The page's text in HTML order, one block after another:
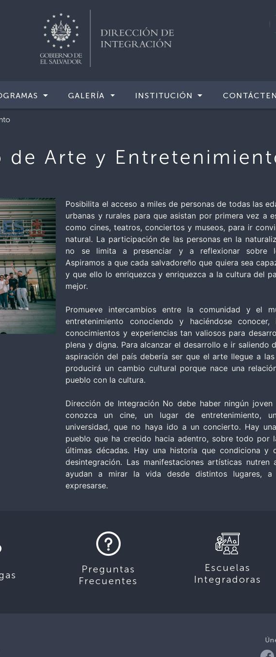
GALERÍA INSTITUCIÓN
de Arte y
Posibilita el acceso a miles de personas de todas las
urbanas y rurales para que asistan por primera vez a
como cines, teatros, conciertos y museos, para ir
natural. La participación de las personas en la
no se limita a presenciar y a reflexionar sobre
Aspiramos a que cada salvadoreño que quiera sea
y que ello lo enriquezca y enriquezca a la cultura del
mejor.
Promueve intercambios entre la comunidad y el
entretenimiento conociendo y haciéndose conocer,
conocimientos y experiencias tan valiosos para
plena y digna. Para alcanzar el desarrollo e ir saliendo
aspiración del país debería ser que el arte llegue a las
producirá un cambio cultural porque nace una
pueblo con la cultura.
Dirección de Integración No debe haber ningún
conozca un cine, un lugar de entretenimiento,
universidad, que no haya ido a un concierto. Hay
pueblo que ha crecido hacia adentro, sobre todo por
últimas décadas. Hay una historia que condiciona y
desintegración. Las manifestaciones artísticas nutren
ayudan a mirar la vida desde distintos lugares,
expresarse.
Preguntas
Frecuentes
Escuelas
Integradoras